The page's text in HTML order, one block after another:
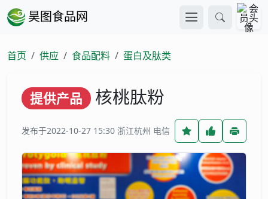
昊图食品网
首页 供应 食品配料 蛋白及肽类
提供产品 核桃肽粉
发布于2022-10-27 15:30 浙江杭州 电信